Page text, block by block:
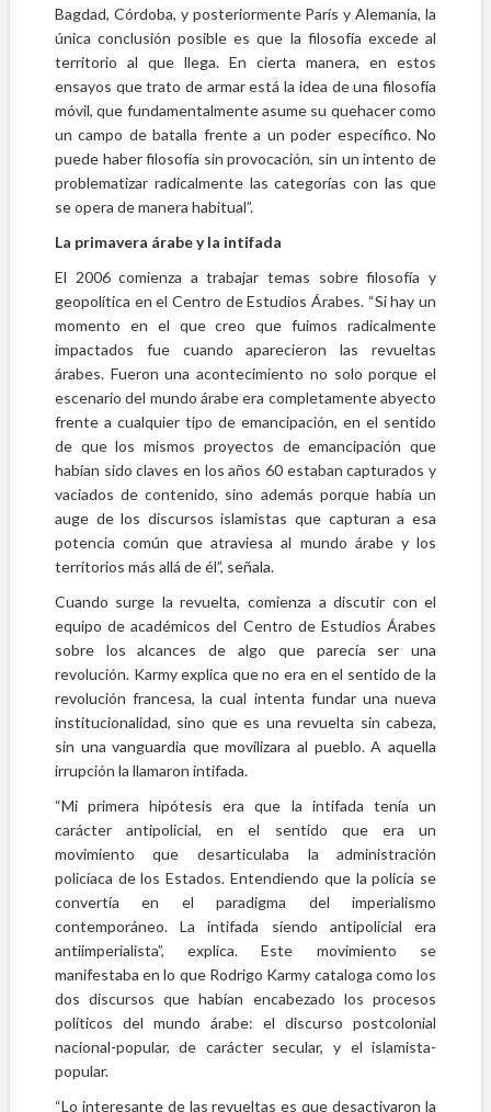
Bagdad, Córdoba, y posteriormente París y Alemania, la
única conclusión posible es que la filosofía excede al
territorio al que llega. En cierta manera, en estos
ensayos que trato de armar está la idea de una filosofía
móvil, que fundamentalmente asume su quehacer como
un campo de batalla frente a un poder específico. No
puede haber filosofía sin provocación, sin un intento de
problematizar radicalmente las categorías con las que
se opera de manera habitual”.
La primavera árabe y la intifada
El 2006 comienza a trabajar temas sobre filosofía y
geopolítica en el Centro de Estudios Árabes. “Si hay un
momento en el que creo que fuimos radicalmente
impactados fue cuando aparecieron las revueltas
árabes. Fueron una acontecimiento no solo porque el
escenario del mundo árabe era completamente abyecto
frente a cualquier tipo de emancipación, en el sentido
de que los mismos proyectos de emancipación que
habían sido claves en los años 60 estaban capturados y
vaciados de contenido, sino además porque había un
auge de los discursos islamistas que capturan a esa
potencia común que atraviesa al mundo árabe y los
territorios más allá de él”, señala.
Cuando surge la revuelta, comienza a discutir con el
equipo de académicos del Centro de Estudios Árabes
sobre los alcances de algo que parecía ser una
revolución. Karmy explica que no era en el sentido de la
revolución francesa, la cual intenta fundar una nueva
institucionalidad, sino que es una revuelta sin cabeza,
sin una vanguardia que movilizara al pueblo. A aquella
irrupción la llamaron intifada.
“Mi primera hipótesis era que la intifada tenía un
carácter antipolicial, en el sentido que era un
movimiento que desarticulaba la administración
policíaca de los Estados. Entendiendo que la policía se
convertía en el paradigma del imperialismo
contemporáneo. La intifada siendo antipolicial era
antiimperialista”, explica. Este movimiento se
manifestaba en lo que Rodrigo Karmy cataloga como los
dos discursos que habían encabezado los procesos
políticos del mundo árabe: el discurso postcolonial
nacional-popular, de carácter secular, y el islamista-
popular.
“Lo interesante de las revueltas es que desactivaron la